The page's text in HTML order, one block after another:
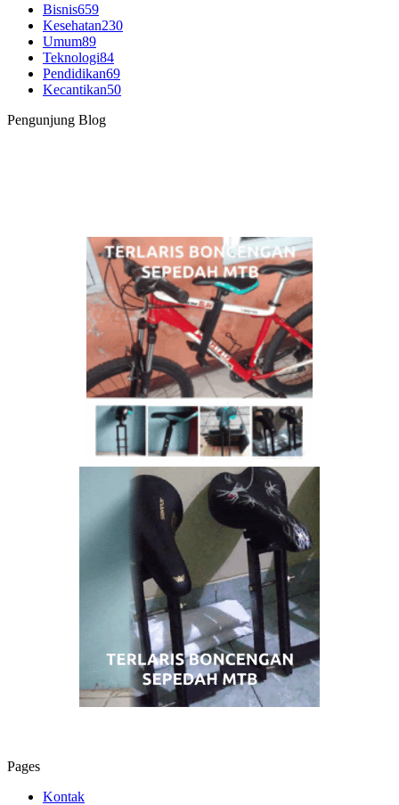
Bisnis659
Kesehatan230
Umum89
Teknologi84
Pendidikan69
Kecantikan50
Pengunjung Blog
Pages
Kontak